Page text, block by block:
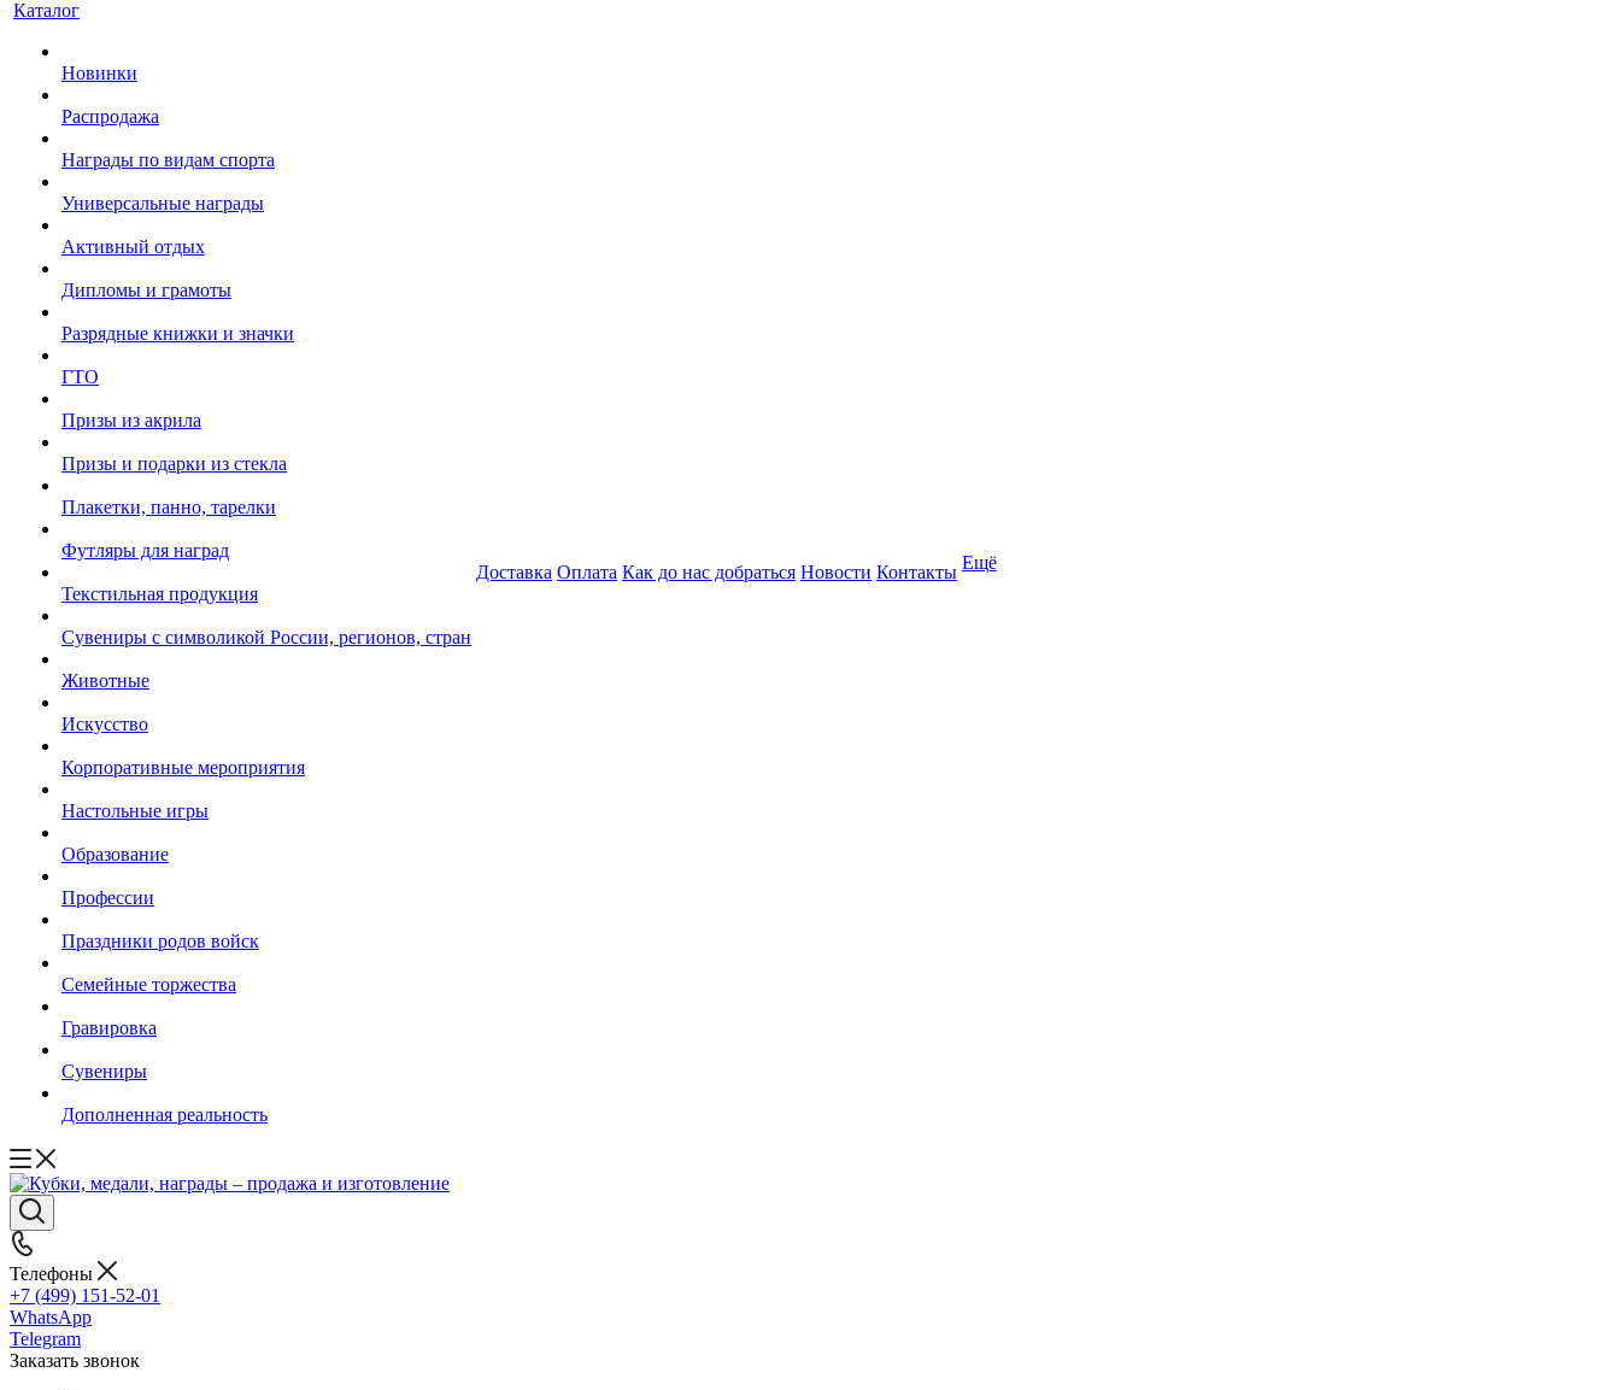
Каталог
Новинки
Распродажа
Награды по видам спорта
Универсальные награды
Активный отдых
Дипломы и грамоты
Разрядные книжки и значки
ГТО
Призы из акрила
Призы и подарки из стекла
Плакетки, панно, тарелки
Футляры для наград
Текстильная продукция
Сувениры с символикой России, регионов, стран
Животные
Искусство
Корпоративные мероприятия
Настольные игры
Образование
Профессии
Праздники родов войск
Семейные торжества
Гравировка
Сувениры
Дополненная реальность
Доставка Оплата Как до нас добраться Новости Контакты Ещё
Телефоны
+7 (499) 151-52-01
WhatsApp
Telegram
Заказать звонок